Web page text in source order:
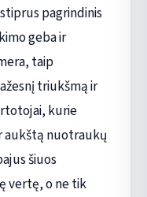
pagrindinis
geba ir
taip
triukšmą ir
kurie
aukštą nuotraukų
šiuos
vertę, o ne tik